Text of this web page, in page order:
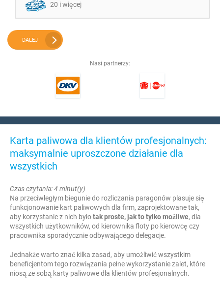
20 i więcej
DALEJ
Nasi partnerzy:
Karta paliwowa dla klientów profesjonalnych:
maksymalnie uproszczone działanie dla
wszystkich
Czas czytania: 4 minut(y)
Na przeciwległym biegunie do rozliczania paragonów plasuje się
funkcjonowanie kart paliwowych dla firm, zaprojektowane tak,
aby korzystanie z nich byłotak proste, jak to tylko możliwe, dla
wszystkich użytkowników, od kierownika floty po kierowcę czy
pracownika sporadycznie odbywającego delegacje.
Jednakże warto znać kilka zasad, aby umożliwić wszystkim
beneficjentom tego rozwiązania pełne wykorzystanie zalet, które
niosą ze sobą karty paliwowe dla klientów profesjonalnych.